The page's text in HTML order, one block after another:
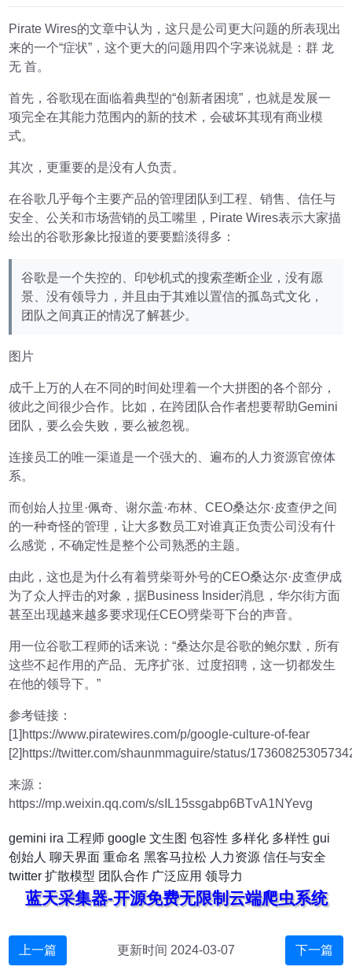
Pirate Wires的文章中认为，这只是公司更大问题的所表现出
来的一个“症状”，这个更大的问题用四个字来说就是：群 龙
无 首。
首先，谷歌现在面临着典型的“创新者困境”，也就是发展一
项完全在其能力范围内的新的技术，会破坏其现有商业模
式。
其次，更重要的是没有人负责。
在谷歌几乎每个主要产品的管理团队到工程、销售、信任与
安全、公关和市场营销的员工嘴里，Pirate Wires表示大家描
绘出的谷歌形象比报道的要要黯淡得多：
谷歌是一个失控的、印钞机式的搜索垄断企业，没有愿
景、没有领导力，并且由于其难以置信的孤岛式文化，
团队之间真正的情况了解甚少。
图片
成千上万的人在不同的时间处理着一个大拼图的各个部分，
彼此之间很少合作。比如，在跨团队合作者想要帮助Gemini
团队，要么会失败，要么被忽视。
连接员工的唯一渠道是一个强大的、遍布的人力资源官僚体
系。
而创始人拉里·佩奇、谢尔盖·布林、CEO桑达尔·皮查伊之间
的一种奇怪的管理，让大多数员工对谁真正负责公司没有什
么感觉，不确定性是整个公司熟悉的主题。
由此，这也是为什么有着劈柴哥外号的CEO桑达尔·皮查伊成
为了众人抨击的对象，据Business Insider消息，华尔街方面
甚至出现越来越多要求现任CEO劈柴哥下台的声音。
用一位谷歌工程师的话来说：“桑达尔是谷歌的鲍尔默，所有
这些不起作用的产品、无序扩张、过度招聘，这一切都发生
在他的领导下。”
参考链接：
[1]https://www.piratewires.com/p/google-culture-of-fear
[2]https://twitter.com/shaunmmaguire/status/
来源：
https://mp.weixin.qq.com/s/sIL15ssgabp6BTvA1NYevg
gemini ira 工程师 google 文生图 包容性 多样化 多样性 gui
创始人 聊天界面 重命名 黑客马拉松 人力资源 信任与安全
twitter 扩散模型 团队合作 广泛应用 领导力
蓝天采集器-开源免费无限制云端爬虫系统
上一篇 更新时间 2024-03-07 下一篇